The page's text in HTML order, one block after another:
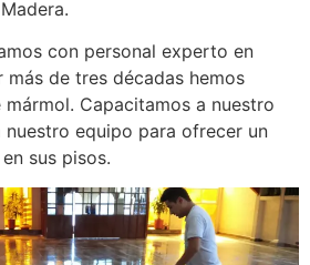
con personal experto en
de tres décadas hemos
Capacitamos a nuestro
nuestro equipo para ofrecer un
sus pisos.